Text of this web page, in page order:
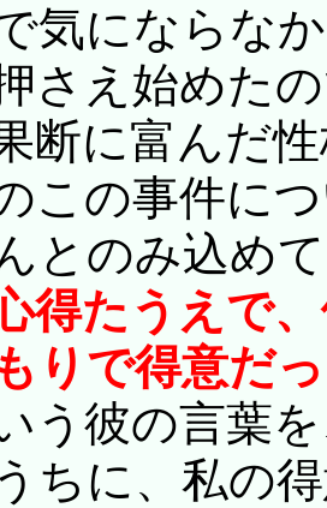
気にならな
さえ始めた
断に富んだ
この事件に
とのみ込め
得たうえで
りで得意だ
う彼の言葉
ちに、私の